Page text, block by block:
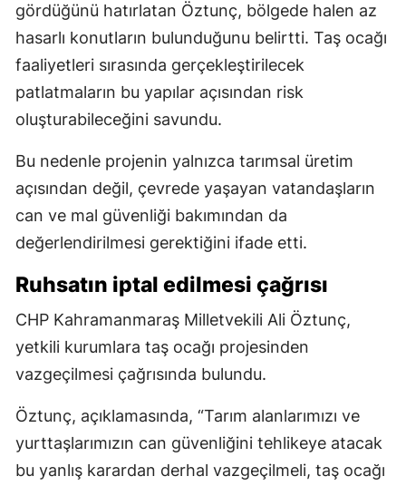
gördüğünü hatırlatan Öztunç, bölgede halen az
hasarlı konutların bulunduğunu belirtti. Taş ocağı
faaliyetleri sırasında gerçekleştirilecek
patlatmaların bu yapılar açısından risk
oluşturabileceğini savundu.
Bu nedenle projenin yalnızca tarımsal üretim
açısından değil, çevrede yaşayan vatandaşların
can ve mal güvenliği bakımından da
değerlendirilmesi gerektiğini ifade etti.
Ruhsatın iptal edilmesi çağrısı
CHP Kahramanmaraş Milletvekili Ali Öztunç,
yetkili kurumlara taş ocağı projesinden
vazgeçilmesi çağrısında bulundu.
Öztunç, açıklamasında, “Tarım alanlarımızı ve
yurttaşlarımızın can güvenliğini tehlikeye atacak
bu yanlış karardan derhal vazgeçilmeli, taş ocağı